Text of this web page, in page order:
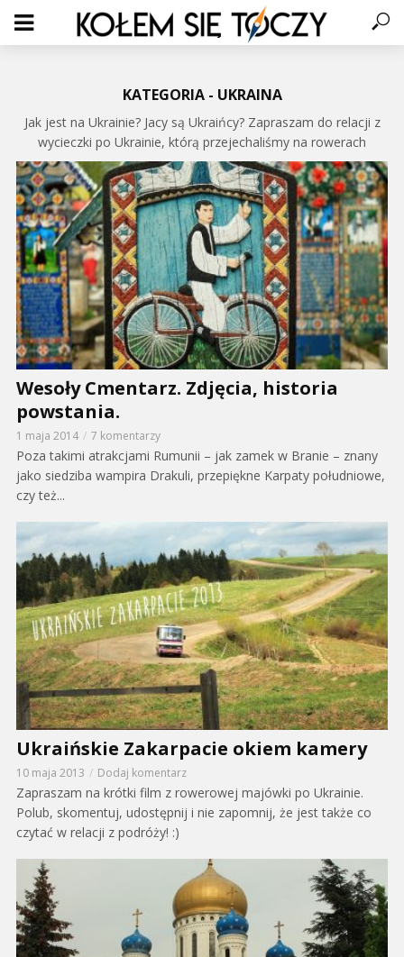
KATEGORIA - UKRAINA
Jak jest na Ukrainie? Jacy są Ukraińcy? Zapraszam do relacji z
wycieczki po Ukrainie, którą przejechaliśmy na rowerach
Wesoły Cmentarz. Zdjęcia, historia
powstania.
1 maja 2014 7 komentarzy
Poza takimi atrakcjami Rumunii – jak zamek w Branie – znany
jako siedziba wampira Drakuli, przepiękne Karpaty południowe,
czy też...
Ukraińskie Zakarpacie okiem kamery
10 maja 2013 Dodaj komentarz
Zapraszam na krótki film z rowerowej majówki po Ukrainie.
Polub, skomentuj, udostępnij i nie zapomnij, że jest także co
czytać w relacji z podróży! :)